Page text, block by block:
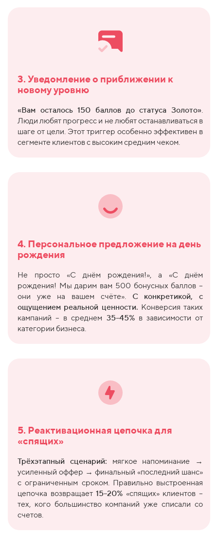
3. Уведомление о приближении к
новому уровню
«Вам осталось 150 баллов до статуса Золото».
Люди любят прогресс и не любят останавливаться в
шаге от цели. Этот триггер особенно эффективен в
сегменте клиентов с высоким средним чеком.
4. Персональное предложение на день
рождения
Не просто «С днём рождения!», а «С днём
рождения! Мы дарим вам 500 бонусных баллов –
они уже на вашем счёте». С конкретикой, с
ощущением реальной ценности. Конверсия таких
кампаний – в среднем 35–45%в зависимости от
категории бизнеса.
5. Реактивационная цепочка для
«спящих»
Трёхэтапный сценарий: мягкое напоминание →
усиленный оффер → финальный «последний шанс»
с ограниченным сроком. Правильно выстроенная
цепочка возвращает15–20% «спящих» клиентов –
тех, кого большинство компаний уже списали со
счетов.